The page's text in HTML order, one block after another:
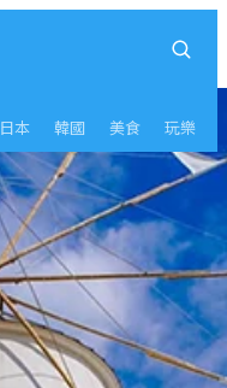
日本 韓國 美食 玩樂